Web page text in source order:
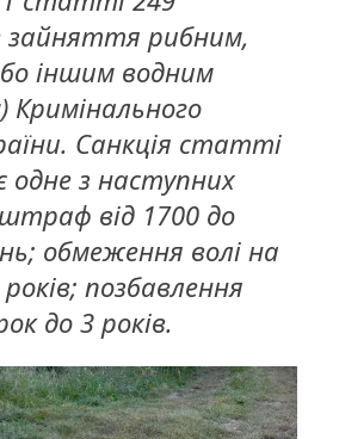
зайняття рибним,
іншим водним
Кримінального
Санкція статті
одне з наступних
від 1700 до
обмеження волі на
позбавлення
до 3 років.